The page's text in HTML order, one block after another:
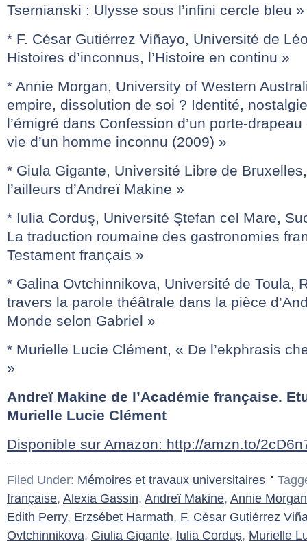
Tsernianski : Ulysse sous l’infini cercle bleu »
* F. César Gutiérrez Viñayo, Université de
Histoires d’inconnus, l’Histoire en continu »
* Annie Morgan, University of Western
empire, dissolution de soi ? Identité,
l’émigré dans Confession d’un porte-
vie d’un homme inconnu (2009) »
* Giula Gigante, Université Libre de
l’ailleurs d’Andreï Makine »
* Iulia Corduş, Université Ştefan cel Mare,
La traduction roumaine des gastronomies
Testament français »
* Galina Ovtchinnikova, Université de Toula,
travers la parole théâtrale dans la pièce
Monde selon Gabriel »
* Murielle Lucie Clément, « De l’ekphrasis
»
Andreï Makine de l’Académie française.
Murielle Lucie Clément
Disponible sur Amazon: http://amzn.to/
Filed Under: Mémoires et travaux universitaires
française, Alexia Gassin, Andreï Makine, Annie Morgan
Edith Perry, Erzsébet Harmath, F. César Gutiérrez
Ovtchinnikova, Giulia Gigante, Iulia Corduş, Murielle